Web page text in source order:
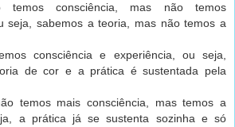
consciência, mas não temos
seja, sabemos a teoria, mas não temos a
consciência e experiência, ou seja,
de cor e a prática é sustentada pela
temos mais consciência, mas temos a
a prática já se sustenta sozinha e só